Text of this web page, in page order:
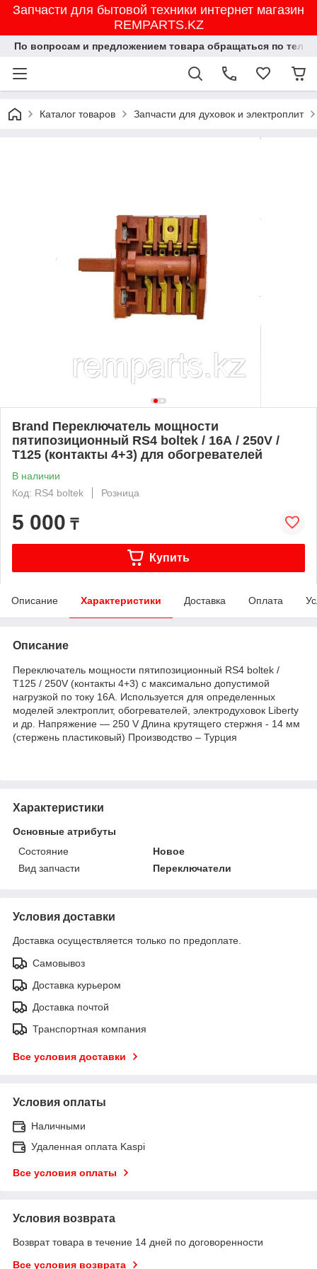
Запчасти для бытовой техники интернет магазин
REMPARTS.KZ
По вопросам и предложением товара обращаться по
Каталог товаров Запчасти для духовок и электроплит
Brand Переключатель мощности
пятипозиционный RS4 boltek / 16А / 250V /
Т125 (контакты 4+3) для обогревателей
В наличии
Код: RS4 boltek
Розница
5 000 ₸
Купить
Описание Характеристики Доставка Оплата
Описание
Переключатель мощности пятипозиционный RS4 boltek /
Т125 / 250V (контакты 4+3) с максимально допустимой
нагрузкой по току 16А. Используется для определенных
моделей электроплит, обогревателей, электродуховок Liberty
и др. Напряжение ― 250 V Длина крутящего стержня - 14 мм
(стержень пластиковый) Производство – Турция
Характеристики
Основные атрибуты
Состояние
Новое
Вид запчасти
Переключатели
Условия доставки
Доставка осуществляется только по предоплате.
Самовывоз
Доставка курьером
Доставка почтой
Транспортная компания
Все условия доставки
Условия оплаты
Наличными
Удаленная оплата Kaspi
Все условия оплаты
Условия возврата
Возврат товара в течение 14 дней по договоренности
Все условия возврата